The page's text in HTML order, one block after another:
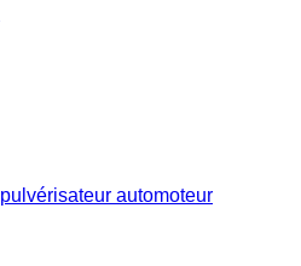
pulvérisateur automoteur